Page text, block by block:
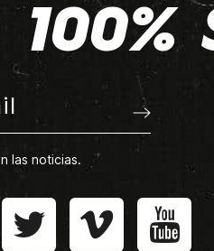
las noticias.